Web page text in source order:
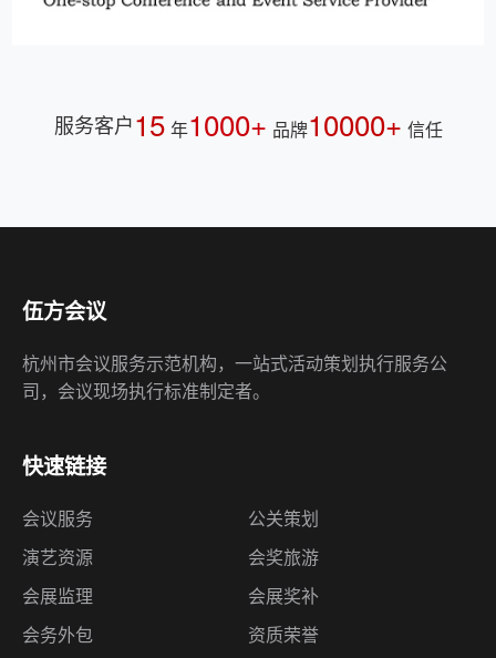
服务客户15 年1000+ 品牌10000+ 信任
伍方会议
杭州市会议服务示范机构，一站式活动策划执行服务公
司，会议现场执行标准制定者。
快速链接
会议服务
公关策划
演艺资源
会奖旅游
会展监理
会展奖补
会务外包
资质荣誉